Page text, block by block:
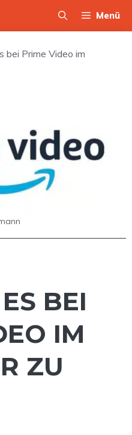
Menü
bei Prime Video im
BEI
IM
ZU